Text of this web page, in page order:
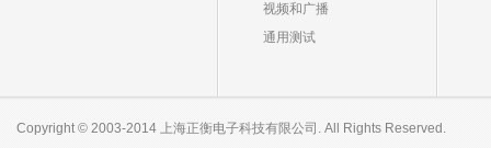
视频和广播
通用测试
Copyright © 2003-2014 上海正衡电子科技有限公司. All Rights Reserved.